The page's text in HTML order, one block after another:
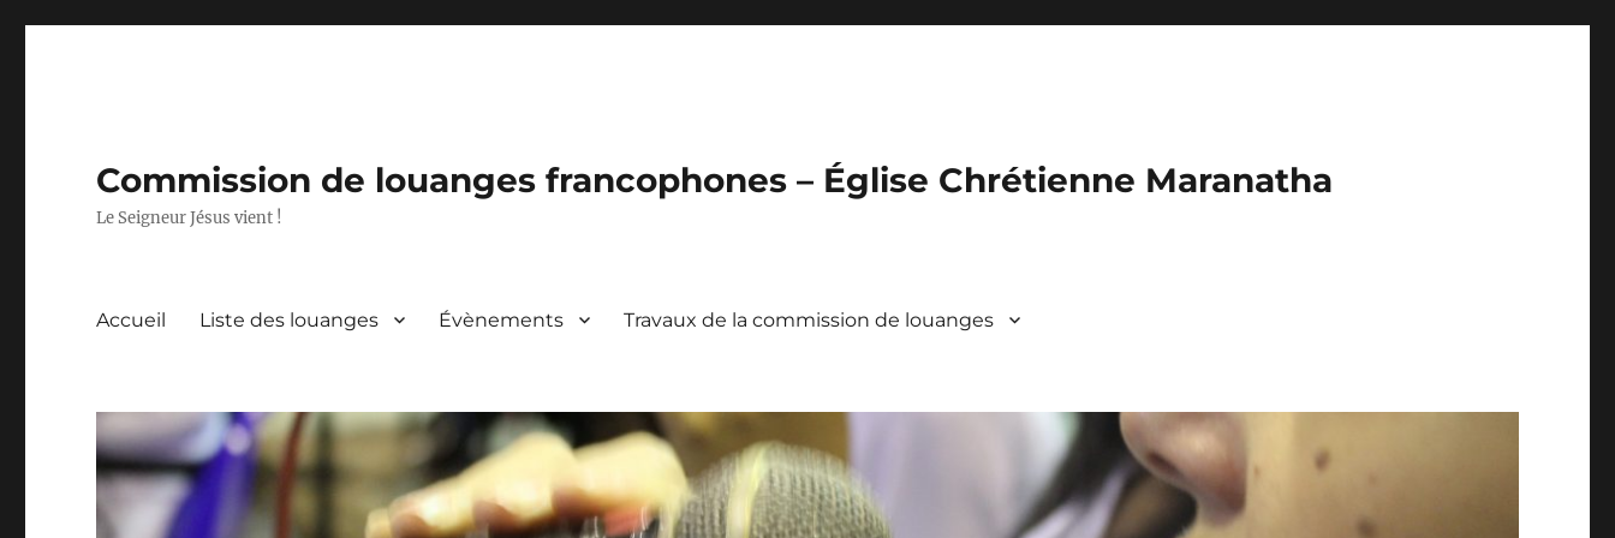
Commission de louanges francophones – Église Chrétienne Maranatha
Le Seigneur Jésus vient !
Accueil Liste des louanges Évènements Travaux de la commission de louanges